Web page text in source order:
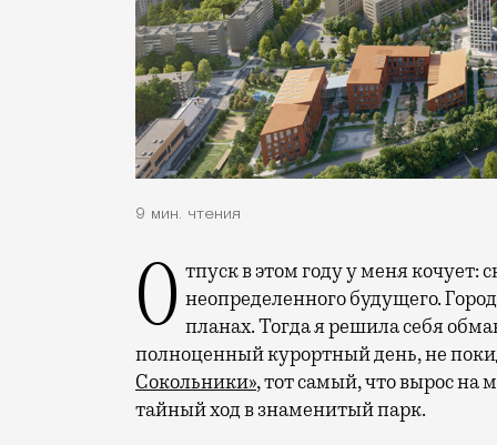
9 мин. чтения
Отпуск в этом году у меня кочует: сначала переехал на август, потом в область неопределенного будущего.
планах. Тогда я решила себя
полноценный курортный день, не
Сокольники», тот самый, что вырос на
тайный ход в знаменитый парк.